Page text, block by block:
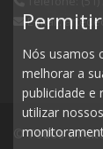
E-mail:
© Todos
Nós usamos
melhorar a
publicidade e
utilizar